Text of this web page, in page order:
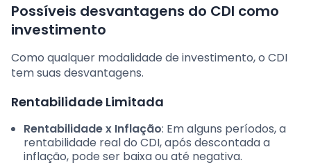
Possíveis desvantagens do CDI como
investimento
Como qualquer modalidade de investimento, o CDI
tem suas desvantagens.
Rentabilidade Limitada
Rentabilidade x Inflação: Em alguns períodos, a
rentabilidade real do CDI, após descontada a
inflação, pode ser baixa ou até negativa.